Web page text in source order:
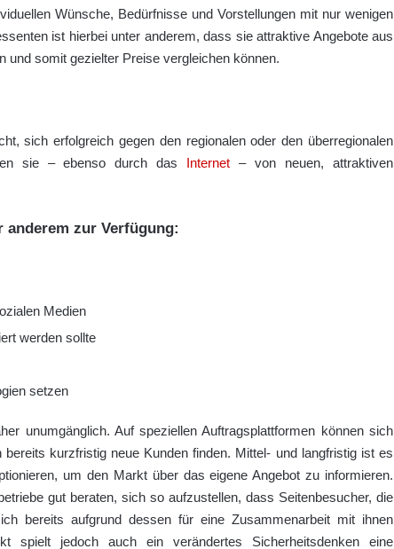
Wünsche, Bedürfnisse und Vorstellungen mit nur wenigen
ist hierbei unter anderem, dass sie attraktive Angebote aus
und somit gezielter Preise vergleichen können.
sich erfolgreich gegen den regionalen oder den überregionalen
sie – ebenso durch das Internet – von neuen, attraktiven
anderem zur Verfügung:
Medien
werden sollte
setzen
unumgänglich. Auf speziellen Auftragsplattformen können sich
kurzfristig neue Kunden finden. Mittel- und langfristig ist es
um den Markt über das eigene Angebot zu informieren.
gut beraten, sich so aufzustellen, dass Seitenbesucher, die
bereits aufgrund dessen für eine Zusammenarbeit mit ihnen
spielt jedoch auch ein verändertes Sicherheitsdenken eine